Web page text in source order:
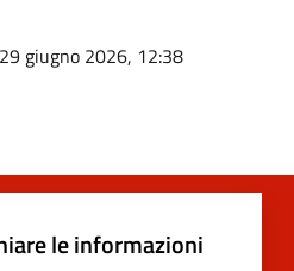
giugno 2026, 12:38
le informazioni